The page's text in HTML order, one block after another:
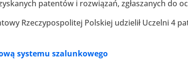
patentów i rozwiązań, zgłaszanych do
Rzeczypospolitej Polskiej udzielił Uczelni 4
systemu szalunkowego